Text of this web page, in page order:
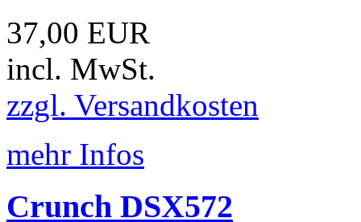
37,00 EUR
incl. MwSt.
zzgl. Versandkosten
mehr Infos
Crunch DSX572